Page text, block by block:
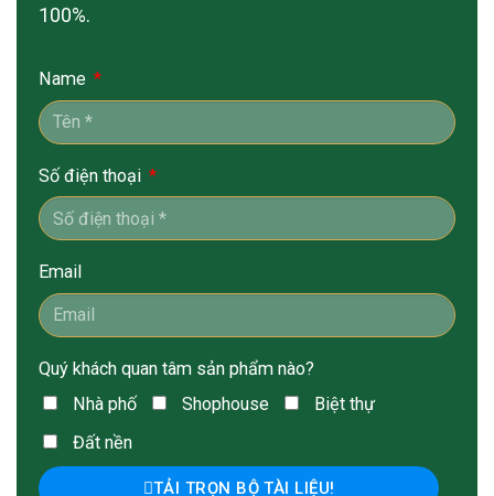
100%.
Name
Số điện thoại
Email
Quý khách quan tâm sản phẩm nào?
Nhà phố
Shophouse
Biệt thự
Đất nền
TẢI TRỌN BỘ TÀI LIỆU!